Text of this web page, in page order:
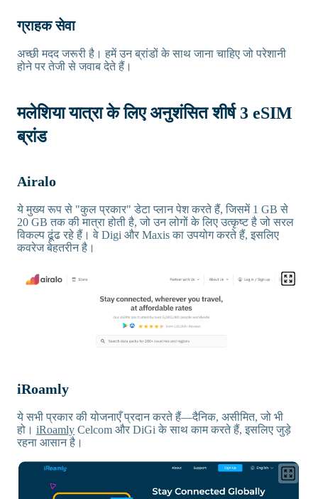
ग्राहक सेवा
अच्छी मदद जरूरी है। हमें उन ब्रांडों के साथ जाना चाहिए जो परेशानी
होने पर तेजी से जवाब देते हैं।
मलेशिया यात्रा के लिए अनुशंसित शीर्ष 3 eSIM
ब्रांड
Airalo
ये मुख्य रूप से "कुल प्रकार" डेटा प्लान पेश करते हैं, जिसमें 1 GB से
20 GB तक की मात्रा होती है, जो उन लोगों के लिए उत्कृष्ट है जो सरल
विकल्प ढूंढ रहे हैं। वे Digi और Maxis का उपयोग करते हैं, इसलिए
कवरेज बेहतरीन है।
iRoamly
ये सभी प्रकार की योजनाएँ प्रदान करते हैं—दैनिक, असीमित, जो भी
हो। iRoamly Celcom और DiGi के साथ काम करते हैं, इसलिए जुड़े
रहना आसान है।